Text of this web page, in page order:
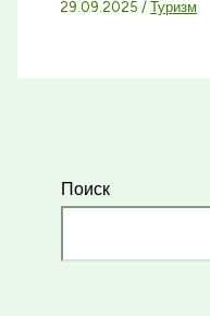
29.09.2025/Туризм
Поиск